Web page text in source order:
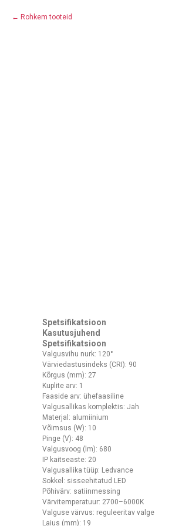
Rohkem tooteid
Spetsifikatsioon
Kasutusjuhend
Spetsifikatsioon
Valgusvihu nurk: 120°
Värviedastusindeks (CRI): 90
Kõrgus (mm): 27
Kuplite arv: 1
Faaside arv: ühefaasiline
Valgusallikas komplektis: Jah
Materjal: alumiinium
Võimsus (W): 10
Pinge (V): 48
Valgusvoog (lm): 680
IP kaitseaste: 20
Valgusallika tüüp: Ledvance
Sokkel: sisseehitatud LED
Põhivärv: satiinmessing
Värvitemperatuur: 2700–6000K
Valguse värvus: reguleeritav valge
Laius (mm): 19